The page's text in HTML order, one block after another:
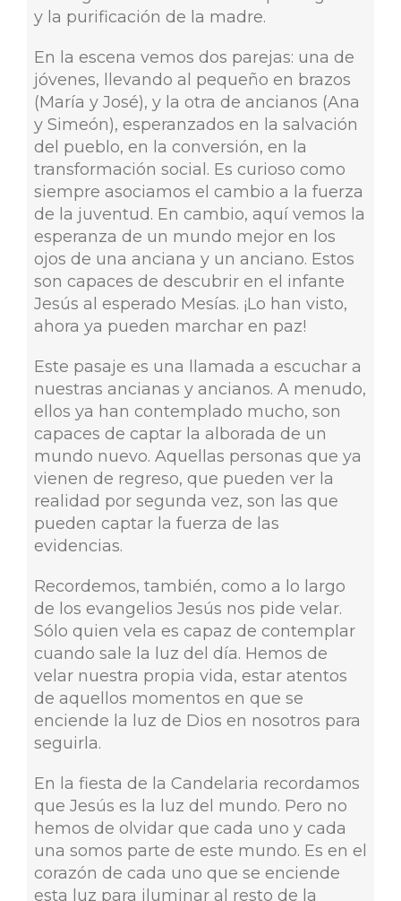
y la purificación de la madre.
En la escena vemos dos parejas: una de
jóvenes, llevando al pequeño en brazos
(María y José), y la otra de ancianos (Ana
y Simeón), esperanzados en la salvación
del pueblo, en la conversión, en la
transformación social. Es curioso como
siempre asociamos el cambio a la fuerza
de la juventud. En cambio, aquí vemos la
esperanza de un mundo mejor en los
ojos de una anciana y un anciano. Estos
son capaces de descubrir en el infante
Jesús al esperado Mesías. ¡Lo han visto,
ahora ya pueden marchar en paz!
Este pasaje es una llamada a escuchar a
nuestras ancianas y ancianos. A menudo,
ellos ya han contemplado mucho, son
capaces de captar la alborada de un
mundo nuevo. Aquellas personas que ya
vienen de regreso, que pueden ver la
realidad por segunda vez, son las que
pueden captar la fuerza de las
evidencias.
Recordemos, también, como a lo largo
de los evangelios Jesús nos pide velar.
Sólo quien vela es capaz de contemplar
cuando sale la luz del día. Hemos de
velar nuestra propia vida, estar atentos
de aquellos momentos en que se
enciende la luz de Dios en nosotros para
seguirla.
En la fiesta de la Candelaria recordamos
que Jesús es la luz del mundo. Pero no
hemos de olvidar que cada uno y cada
una somos parte de este mundo. Es en el
corazón de cada uno que se enciende
esta luz para iluminar al resto de la